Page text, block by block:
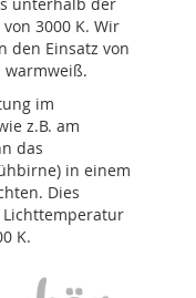
3000 K. Wir
den Einsatz von
im
z.B. am
das
in einem
Dies
K.